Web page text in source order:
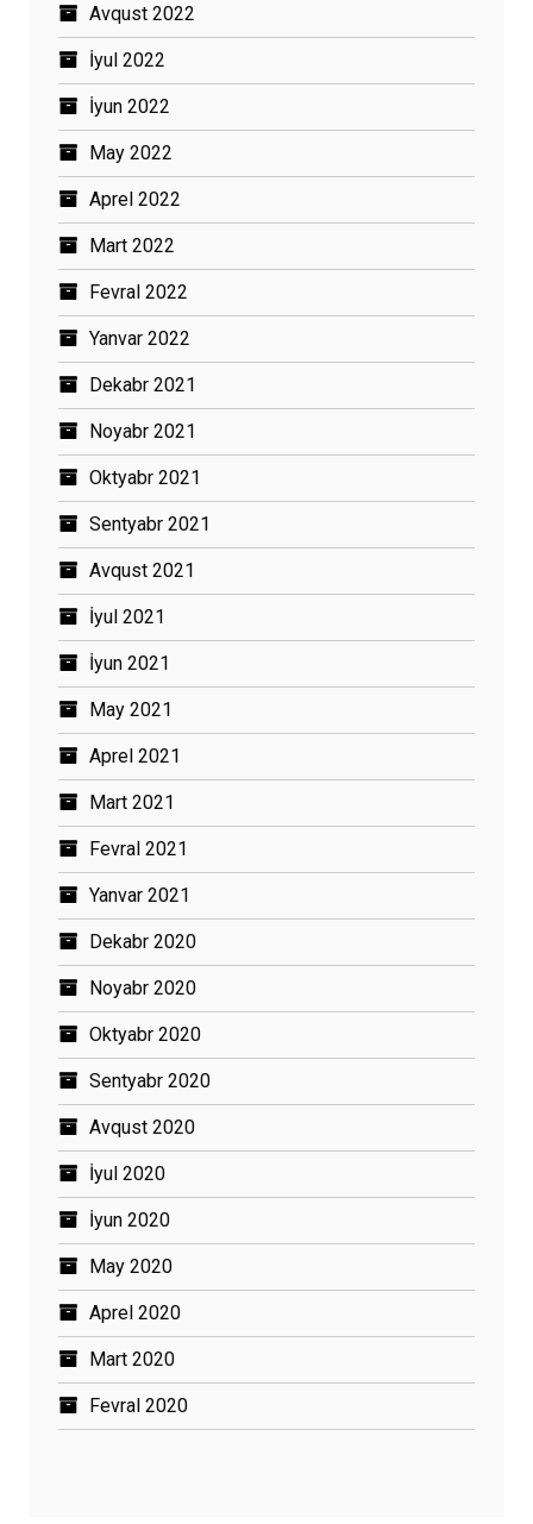
Avqust 2022
İyul 2022
İyun 2022
May 2022
Aprel 2022
Mart 2022
Fevral 2022
Yanvar 2022
Dekabr 2021
Noyabr 2021
Oktyabr 2021
Sentyabr 2021
Avqust 2021
İyul 2021
İyun 2021
May 2021
Aprel 2021
Mart 2021
Fevral 2021
Yanvar 2021
Dekabr 2020
Noyabr 2020
Oktyabr 2020
Sentyabr 2020
Avqust 2020
İyul 2020
İyun 2020
May 2020
Aprel 2020
Mart 2020
Fevral 2020